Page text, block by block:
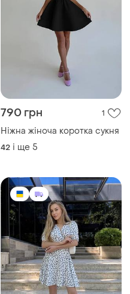
790 грн 1
Ніжна жіноча коротка сукня
42 і ще 5